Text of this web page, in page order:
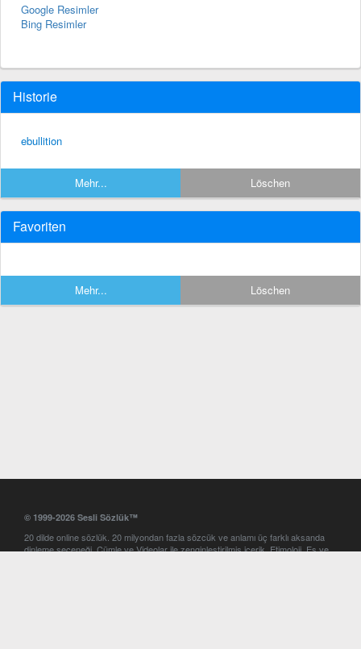
Google Resimler
Bing Resimler
Historie
ebullition
Mehr... Löschen
Favoriten
Mehr... Löschen
© 1999-2026 Sesli Sözlük™
20 dilde online sözlük. 20 milyondan fazla sözcük ve anlamı üç farklı aksanda
dinleme seçeneği. Cümle ve Videolar ile zenginleştirilmiş içerik. Etimoloji, Eş ve